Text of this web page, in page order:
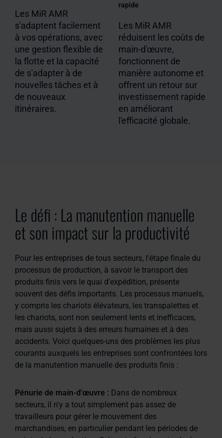
Les MiR AMR
s'adaptent facilement
à vos opérations, avec
une gestion flexible de
la flotte et la capacité
de s'adapter à de
nouvelles tâches et à
de nouveaux
itinéraires.
rapide
Les MiR AMR
réduisent les coûts de
main-d'œuvre,
fonctionnent de
manière autonome et
offrent un retour sur
investissement rapide
en améliorant
l'efficacité globale.
Le défi : La manutention manuelle
et son impact sur la productivité
Pour les entreprises de tous secteurs, l'étape finale du
processus de production, à savoir le transport des
produits finis vers le quai d'expédition, présente
souvent des défis importants. Les processus manuels,
y compris les chariots élévateurs, les transpalettes et
les chariots, sont non seulement lents et inefficaces,
mais aussi sujets à des erreurs humaines et à des
accidents. Voici quelques-uns des problèmes les plus
courants auxquels les entreprises sont confrontées lors
de la manutention manuelle des produits finis :
Pénurie de main-d'œuvre : Dans de nombreux
secteurs, il n'y a tout simplement pas assez de
travailleurs pour gérer le mouvement des
marchandises, en particulier pendant les périodes de